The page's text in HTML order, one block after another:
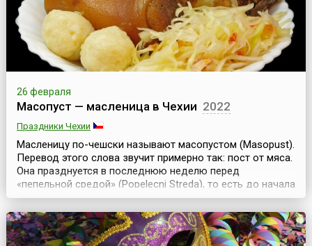
26 февраля
Масопуст — масленица в Чехии 2022
Праздники Чехии
Масленицу по-чешски называют масопустом (Мasopust).
Перевод этого слова звучит примерно так: пост от мяса.
Она празднуется в последнюю неделю перед
«пепельной средой» (Popelecni Streda), то есть до начала
сорокадневного пасхального поста. Обычай веселиться
и пировать в конце зимы пришел в Чехию в 13 веке из
Германии (поэтому, например, в Моравии вместо
«масопуст» говорят «фашанк» — название, п...